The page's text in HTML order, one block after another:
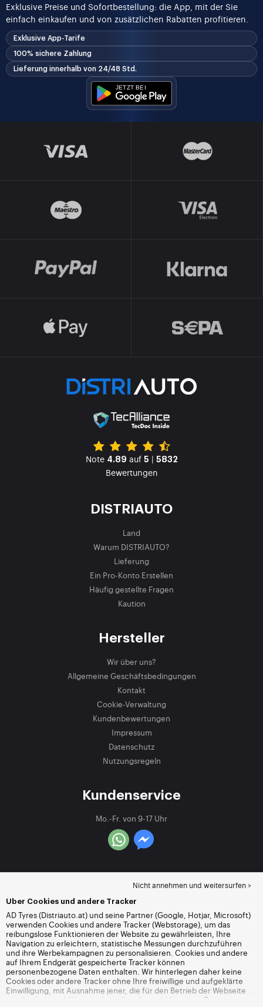
Exklusive Preise und Sofortbestellung: die App, mit der Sie
einfach einkaufen und von zusätzlichen Rabatten profitieren.
Exklusive App-Tarife
100% sichere Zahlung
Lieferung innerhalb von 24/48 Std.
Note 4.89 auf 5 | 5832
Bewertungen
DISTRIAUTO
Land
Warum DISTRIAUTO?
Lieferung
Ein Pro-Konto Erstellen
Häufig gestellte Fragen
Kaution
Hersteller
Wir über uns?
Allgemeine Geschäftsbedingungen
Kontakt
Cookie-Verwaltung
Kundenbewertungen
Impressum
Datenschutz
Nutzungsregeln
Kundenservice
Mo.-Fr. von 9-17 Uhr
Nicht annehmen und weitersurfen >
Über Cookies und andere Tracker
AD Tyres (Distriauto.at) und seine Partner (Google, Hotjar, Microsoft)
verwenden Cookies und andere Tracker (Webstorage), um das
reibungslose Funktionieren der Website zu gewährleisten, Ihre
Navigation zu erleichtern, statistische Messungen durchzuführen
und ihre Werbekampagnen zu personalisieren. Cookies und andere
auf Ihrem Endgerät gespeicherte Tracker können
personenbezogene Daten enthalten. Wir hinterlegen daher keine
Cookies oder andere Tracker ohne Ihre freiwillige und aufgeklärte
Einwilligung, mit Ausnahme jener, die für den Betrieb der Webseite
unerlässlich sind. Wir speichern Ihre Auswahl für einen Zeitraum von